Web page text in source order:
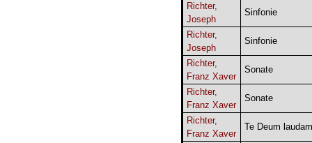
Richter,
Joseph
Sinfonie
Richter,
Joseph
Sinfonie
Richter,
Franz Xaver
Sonate
Richter,
Franz Xaver
Sonate
Richter,
Franz Xaver
Te Deum